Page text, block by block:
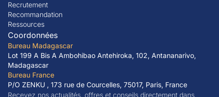
Recrutement
Recommandation
Ressources
Coordonnées
Bureau Madagascar
Lot 199 A Bis A Ambohibao Antehiroka, 102, Antananarivo,
Madagascar
Bureau France
P/O ZENKU , 173 rue de Courcelles, 75017, Paris, France
Recevez nos actualités, offres et conseils directement dans